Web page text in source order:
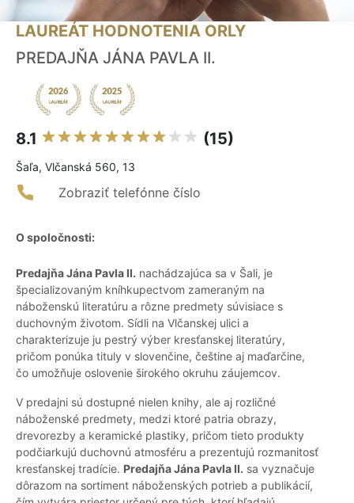
LAUREÁT HODNOTENIA ORLY
PREDAJŇA JÁNA PAVLA II.
8.1 (15)
Šaľa, Vlčanská 560, 13
Zobraziť telefónne číslo
O spoločnosti:
Predajňa Jána Pavla II. nachádzajúca sa v Šali, je
špecializovaným kníhkupectvom zameraným na
náboženskú literatúru a rôzne predmety súvisiace s
duchovným životom. Sídli na Vlčanskej ulici a
charakterizuje ju pestrý výber kresťanskej literatúry,
pričom ponúka tituly v slovenčine, češtine aj maďarčine,
čo umožňuje oslovenie širokého okruhu záujemcov.
V predajni sú dostupné nielen knihy, ale aj rozličné
náboženské predmety, medzi ktoré patria obrazy,
drevorezby a keramické plastiky, pričom tieto produkty
podčiarkujú duchovnú atmosféru a prezentujú rozmanitosť
kresťanskej tradície. Predajňa Jána Pavla II. sa vyznačuje
dôrazom na sortiment náboženských potrieb a publikácií,